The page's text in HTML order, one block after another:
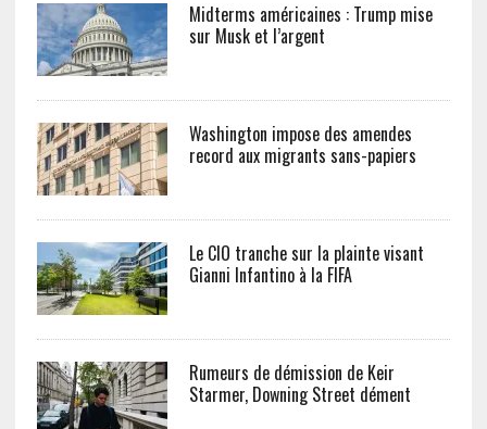
Midterms américaines : Trump mise
sur Musk et l’argent
Washington impose des amendes
record aux migrants sans-papiers
Le CIO tranche sur la plainte visant
Gianni Infantino à la FIFA
Rumeurs de démission de Keir
Starmer, Downing Street dément